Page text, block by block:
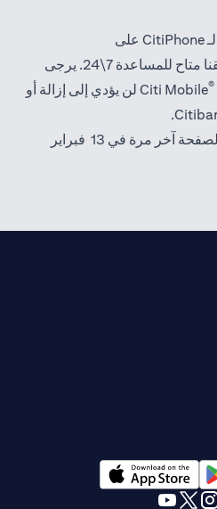
برجاء الاتصال بالخط الساخن لـ CitiPhone على
. فريقنا متاح للمساعدة 7\24. يرجى
®
Citi Mobile لن يؤدي إلى إزالة أو
تم تعديل هذه الصفحة آخر مرة في 13 فبراير
(opens in a new tab)